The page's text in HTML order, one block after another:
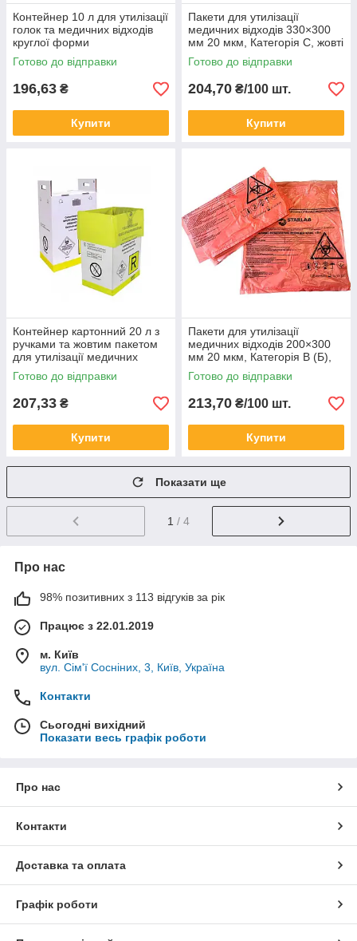
Контейнер 10 л для утилізації
голок та медичних відходів
круглої форми
Готово до відправки
196,63 ₴
Купити
Пакети для утилізації
медичних відходів 330×300
мм 20 мкм, Категорія С, жовті
(100 шт)
Готово до відправки
204,70 ₴/100 шт.
Купити
Контейнер картонний 20 л з
ручками та жовтим пакетом
для утилізації медичних
відходів
Готово до відправки
207,33 ₴
Купити
Пакети для утилізації
медичних відходів 200×300
мм 20 мкм, Категорія В (Б),
червоні (100 шт)
Готово до відправки
213,70 ₴/100 шт.
Купити
Показати ще
1 / 4
Про нас
98% позитивних з 113 відгуків за рік
Працює з 22.01.2019
м. Київ
вул. Сім'ї Сосніних, 3, Київ, Україна
Контакти
Сьогодні вихідний
Показати весь графік роботи
Про нас
Контакти
Доставка та оплата
Графік роботи